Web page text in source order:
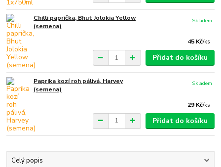
Chilli paprička, Bhut Jolokia Yellow
(semena)
45 Kč/ks
Skladem
Přidat do košíku
Paprika kozí roh pálivá, Harvey
(semena)
29 Kč/ks
Skladem
Přidat do košíku
Celý popis